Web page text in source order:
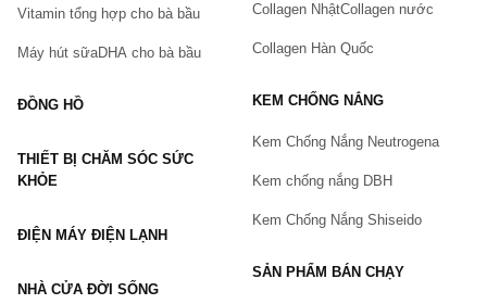
Vấn đề(*)
Vitamin tổng hợp cho bà bầu
Máy hút sữaDHA cho bà bầu
ĐỒNG HỒ
THIẾT BỊ CHĂM SÓC SỨC
KHỎE
ĐIỆN MÁY ĐIỆN LẠNH
NHÀ CỬA ĐỜI SỐNG
Collagen NhậtCollagen nước
Collagen Hàn Quốc
KEM CHỐNG NẮNG
Kem Chống Nắng Neutrogena
Kem chống nắng DBH
Kem Chống Nắng Shiseido
SẢN PHẨM BÁN CHẠY